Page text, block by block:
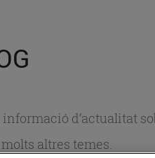
d’actualitat
altres temes.